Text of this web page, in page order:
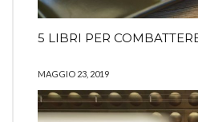
5 LIBRI PER
MAGGIO 23, 2019